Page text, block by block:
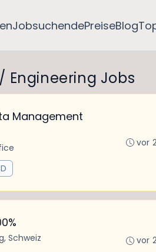
JobsuchendePreiseBlog
Engineering Jobs
Management
vor
Schweiz
vor